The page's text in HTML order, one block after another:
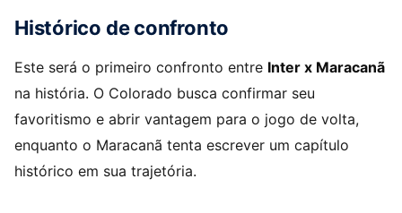
Histórico de confronto
Este será o primeiro confronto entre Inter x Maracanã
na história. O Colorado busca confirmar seu
favoritismo e abrir vantagem para o jogo de volta,
enquanto o Maracanã tenta escrever um capítulo
histórico em sua trajetória.